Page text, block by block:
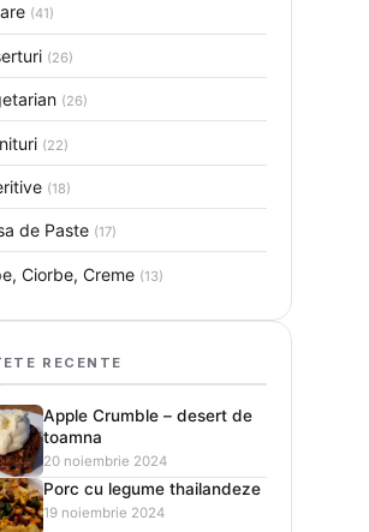
(41)
(26)
(26)
(22)
(18)
de Paste (17)
Ciorbe, Creme (13)
RECENTE
Apple Crumble – desert de
toamna
20 noiembrie 2024
Porc cu legume thailandeze
19 noiembrie 2024